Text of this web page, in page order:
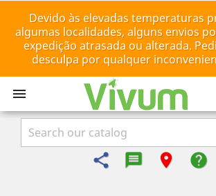
Devido às elevadas temperaturas
algumas localidades, alguns envios
expedição atrasada ou alterada.
desculpa por qualquer

share message-
room help